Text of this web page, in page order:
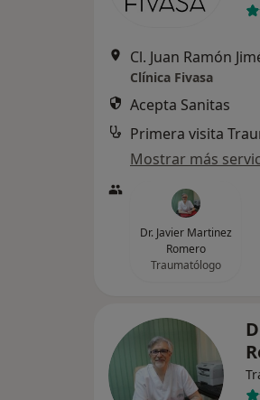
Clínica Fivasa
Acepta Sanitas
Mostrar más
Dr. Javier Martinez
Romero
Traumatólogo